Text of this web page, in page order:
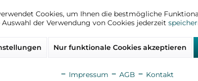
Cookies, um Ihnen die bestmögliche
der Verwendung von Cookies jederzeit
Nur funktionale Cookies akzeptieren
Impressum AGB Kontakt